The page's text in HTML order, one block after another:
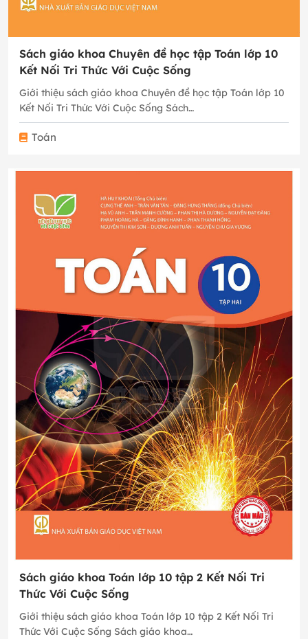
Sách giáo khoa Chuyên đề học tập Toán lớp 10
Kết Nối Tri Thức Với Cuộc Sống
Giới thiệu sách giáo khoa Chuyên đề học tập Toán lớp 10
Kết Nối Tri Thức Với Cuộc Sống Sách…
Toán
Sách giáo khoa Toán lớp 10 tập 2 Kết Nối Tri
Thức Với Cuộc Sống
Giới thiệu sách giáo khoa Toán lớp 10 tập 2 Kết Nối Tri
Thức Với Cuộc Sống Sách giáo khoa…